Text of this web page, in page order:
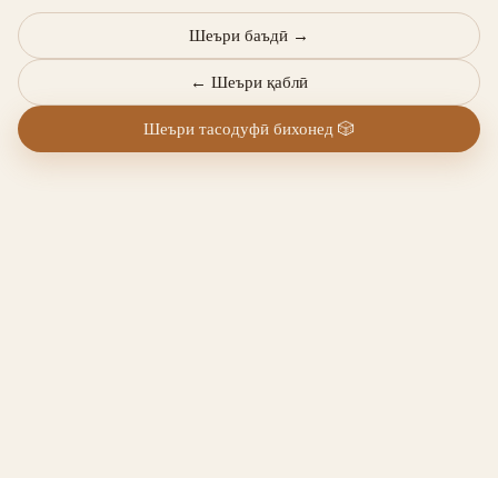
← Шеъри қаблӣ
Шеъри баъдӣ →
Шеъри тасодуфӣ бихонед 🎲